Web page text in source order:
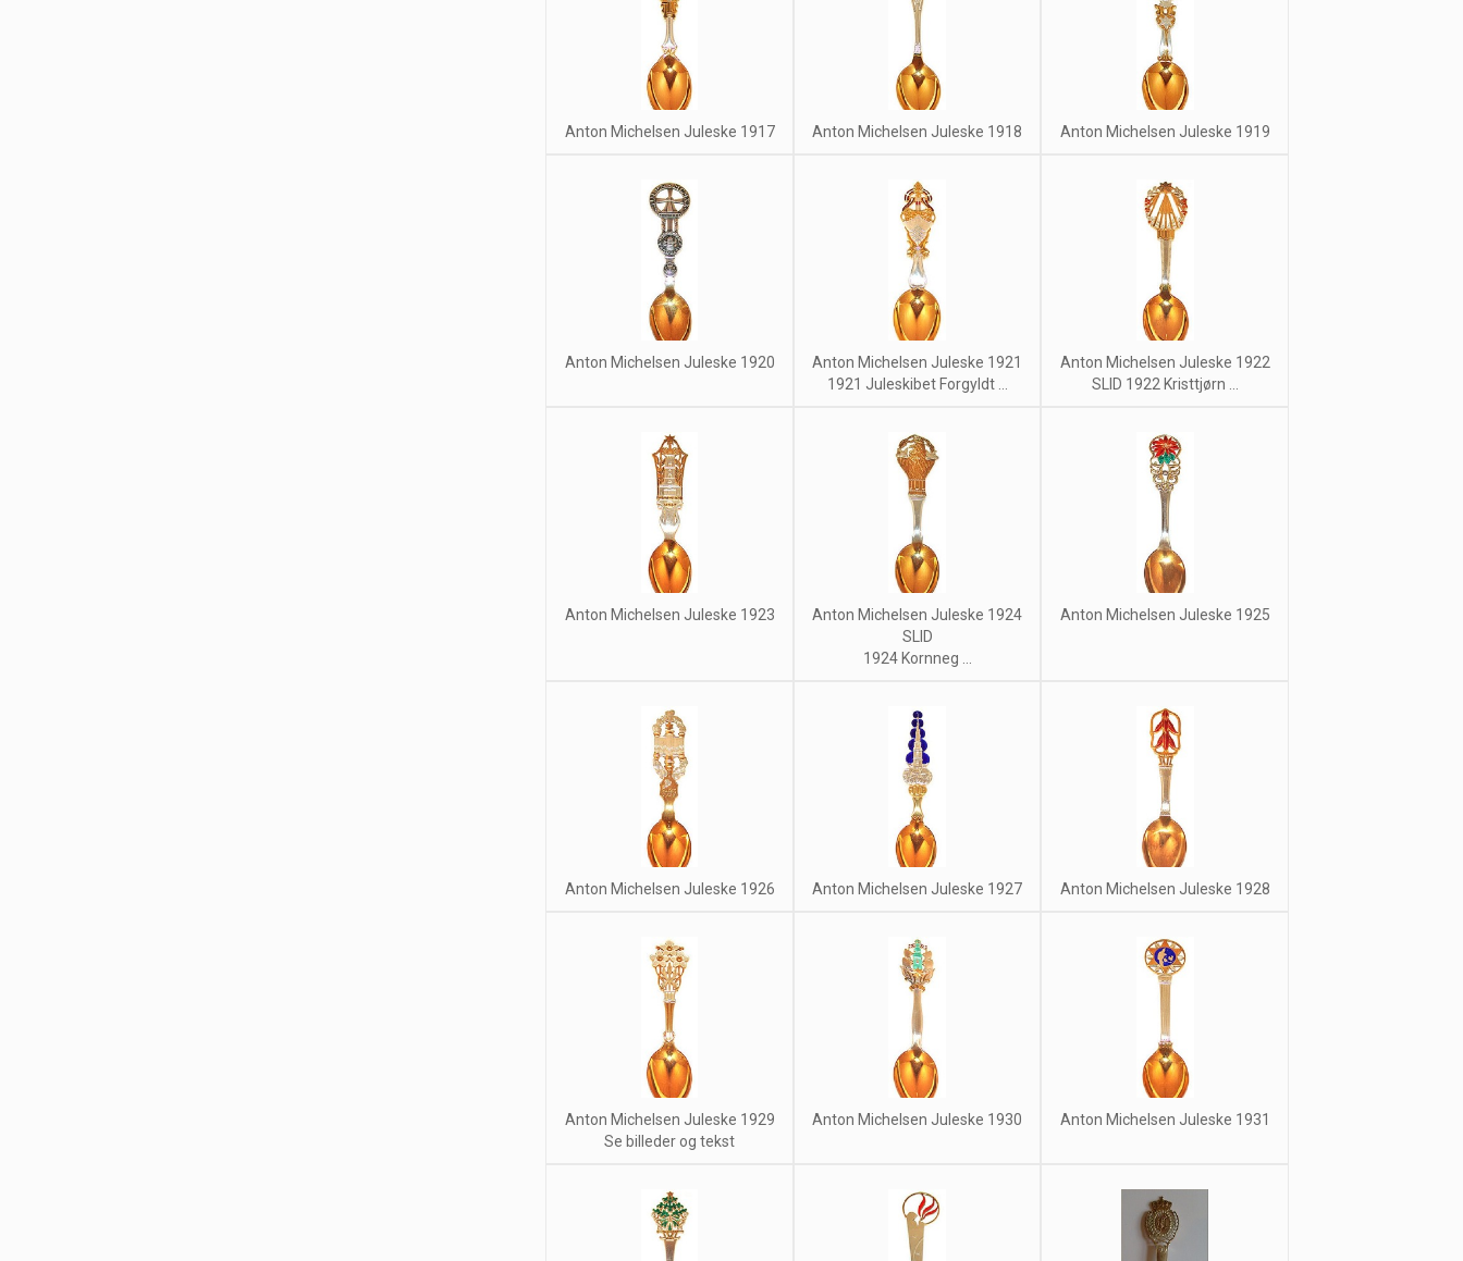
Anton Michelsen Juleske 1917 Anton Michelsen Juleske 1918 Anton Michelsen Juleske 1919
Anton Michelsen Juleske 1920
Anton Michelsen Juleske 1921
1921 Juleskibet Forgyldt ...
Anton Michelsen Juleske 1922
SLID 1922 Kristtjørn ...
Anton Michelsen Juleske 1923
Anton Michelsen Juleske 1924
SLID
1924 Kornneg ...
Anton Michelsen Juleske 1925
Anton Michelsen Juleske 1926 Anton Michelsen Juleske 1927 Anton Michelsen Juleske 1928
Anton Michelsen Juleske 1929
Se billeder og tekst
Anton Michelsen Juleske 1930 Anton Michelsen Juleske 1931